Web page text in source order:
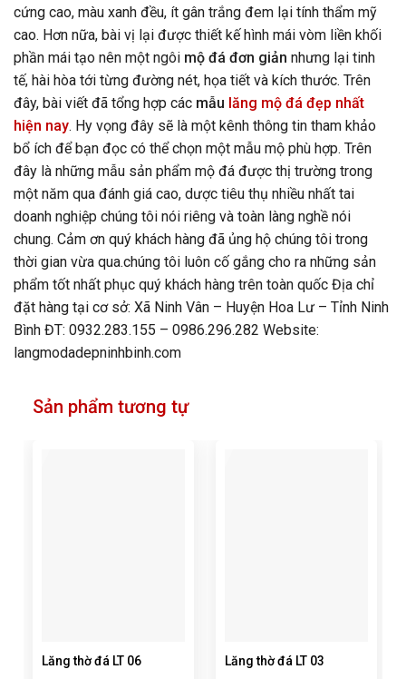
cứng cao, màu xanh đều, ít gân trắng đem lại tính thẩm mỹ
cao. Hơn nữa, bài vị lại được thiết kế hình mái vòm liền khối
phần mái tạo nên một ngôi mộ đá đơn giản nhưng lại tinh
tế, hài hòa tới từng đường nét, họa tiết và kích thước. Trên
đây, bài viết đã tổng hợp các mẫu lăng mộ đá đẹp nhất
hiện nay. Hy vọng đây sẽ là một kênh thông tin tham khảo
bổ ích để bạn đọc có thể chọn một mẫu mộ phù hợp. Trên
đây là những mẫu sản phẩm mộ đá được thị trường trong
một năm qua đánh giá cao, dược tiêu thụ nhiều nhất tai
doanh nghiệp chúng tôi nói riêng và toàn làng nghề nói
chung. Cảm ơn quý khách hàng đã ủng hộ chúng tôi trong
thời gian vừa qua.chúng tôi luôn cố gắng cho ra những sản
phẩm tốt nhất phục quý khách hàng trên toàn quốc Địa chỉ
đặt hàng tại cơ sở: Xã Ninh Vân – Huyện Hoa Lư – Tỉnh Ninh
Bình ĐT: 0932.283.155 – 0986.296.282 Website:
langmodadepninhbinh.com
Sản phẩm tương tự
Lăng thờ đá LT 06 Lăng thờ đá LT 03